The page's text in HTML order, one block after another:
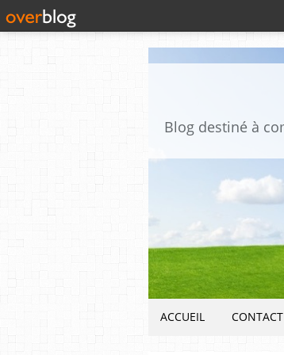
ACCUEIL CONTACT